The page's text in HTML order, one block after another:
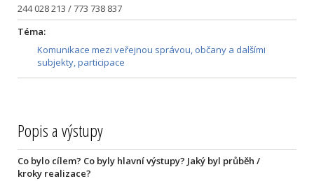
244 028 213 / 773 738 837
Téma:
Komunikace mezi veřejnou správou, občany a dalšími
subjekty, participace
Popis a výstupy
Co bylo cílem? Co byly hlavní výstupy? Jaký byl průběh /
kroky realizace?